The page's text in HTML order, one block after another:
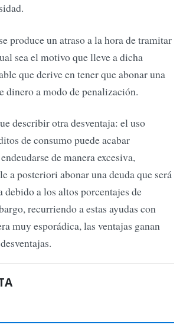
produce un atraso a la hora de tramitar
sea el motivo que lleve a dicha
que derive en tener que abonar una
dinero a modo de penalización.
describir otra desventaja: el uso
de consumo puede acabar
de manera excesiva,
a posteriori abonar una deuda que será
debido a los altos porcentajes de
recurriendo a estas ayudas con
muy esporádica, las ventajas ganan